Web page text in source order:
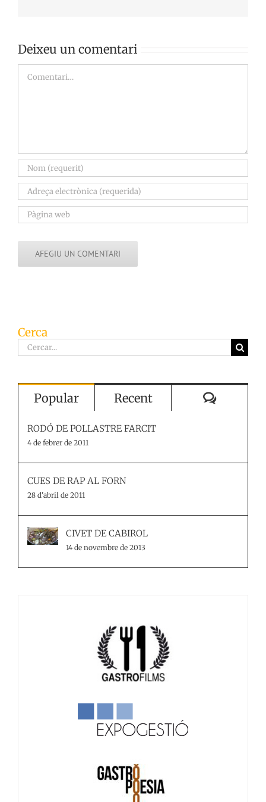
Deixeu un comentari
Comment
Cerca
Cerca
Popular Recent
RODÓ DE POLLASTRE FARCIT
4 de febrer de 2011
CUES DE RAP AL FORN
28 d'abril de 2011
CIVET DE CABIROL
14 de novembre de 2013